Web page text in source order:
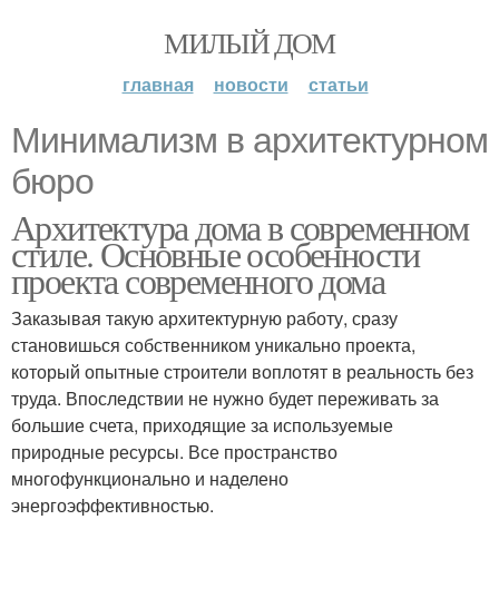
МИЛЫЙ ДОМ
главная новости статьи
Минимализм в архитектурном
бюро
Архитектура дома в современном
стиле. Основные особенности
проекта современного дома
Заказывая такую архитектурную работу, сразу
становишься собственником уникально проекта,
который опытные строители воплотят в реальность без
труда. Впоследствии не нужно будет переживать за
большие счета, приходящие за используемые
природные ресурсы. Все пространство
многофункционально и наделено
энергоэффективностью.